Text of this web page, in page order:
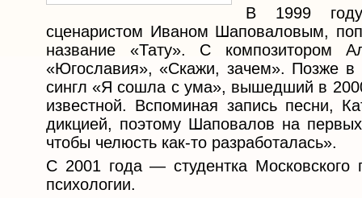
В 1999 году
сценаристом Иваном Шаповаловым,
название «Тату». С композитором
«Югославия», «Скажи, зачем». Позже
сингл «Я сошла с ума», вышедший в
известной. Вспоминая запись песни,
дикцией, поэтому Шаповалов на
чтобы челюсть как-то разработалась».
С 2001 года — студентка Московского
психологии.